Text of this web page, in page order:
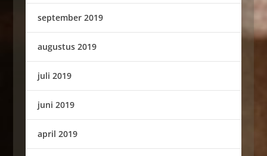
september 2019
augustus 2019
juli 2019
juni 2019
april 2019